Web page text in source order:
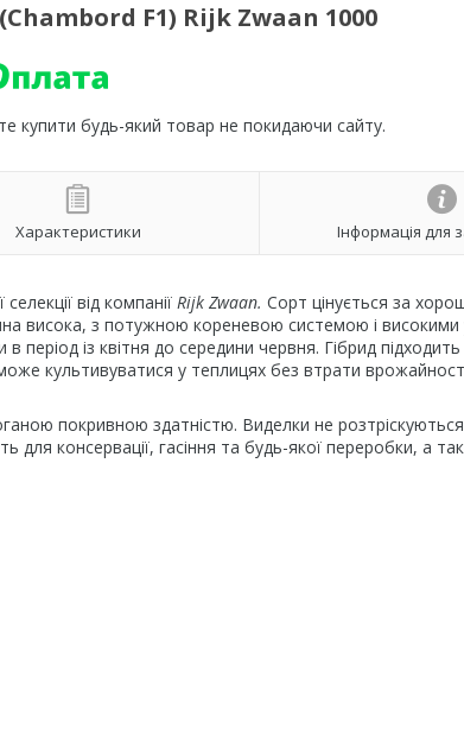
F1) Rijk Zwaan 1000
купити будь-який товар не покидаючи сайту.
Характеристики Інформація для
від компанії Rijk Zwaan. Сорт цінується за
висока, з потужною кореневою системою і
період із квітня до середини червня. Гібрид
культивуватися у теплицях без втрати
покривною здатністю. Виделки не розтріскуються
для консервації, гасіння та будь-якої переробки, а